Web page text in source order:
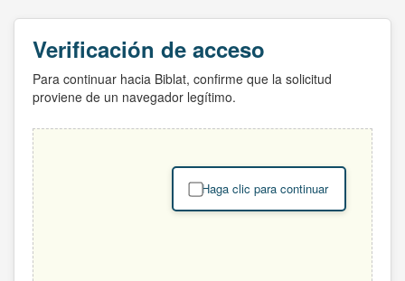
Verificación de acceso
Para continuar hacia Biblat, confirme que la solicitud
proviene de un navegador legítimo.
Haga clic para continuar